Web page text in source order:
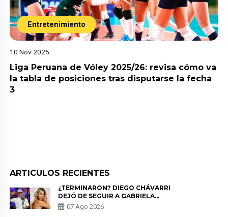
Entretenimiento
10 Nov 2025
Liga Peruana de Vóley 2025/26: revisa cómo va
la tabla de posiciones tras disputarse la fecha
3
ARTICULOS RECIENTES
¿TERMINARON? DIEGO CHÁVARRI
DEJÓ DE SEGUIR A GABRIELA
HERRERA Y ANUNCIA SU SALIDA
DE PÓDCAST
07 Ago 2026